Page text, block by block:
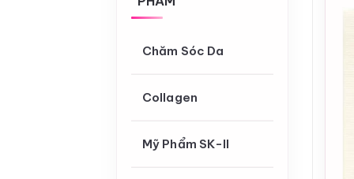
Chăm Sóc Da
Collagen
Mỹ Phẩm SK-II